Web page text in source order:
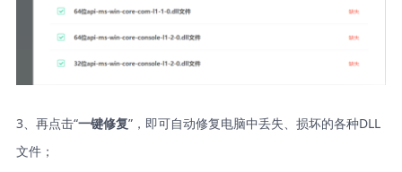
3、再点击“一键修复”，即可自动修复电脑中丢失、损坏的各种DLL
文件；